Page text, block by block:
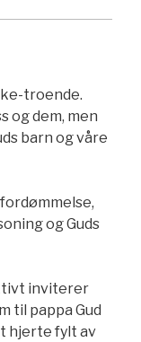
troende.
og dem, men
barn og våre
og Guds
inviterer
til pappa Gud
hjerte fylt av